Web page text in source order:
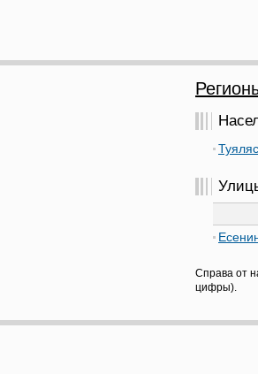
Справа от
цифры).